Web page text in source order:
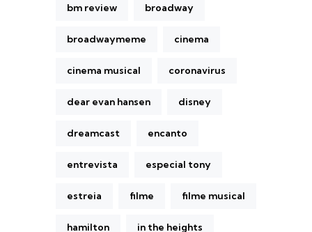
bm review broadway
broadwaymeme cinema
cinema musical coronavirus
dear evan hansen disney
dreamcast encanto
entrevista especial tony
estreia filme filme musical
hamilton in the heights